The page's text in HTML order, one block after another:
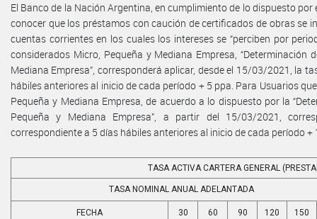
El Banco de la Nación Argentina, en cumplimiento de lo dispuesto
conocer que los préstamos con caución de certificados de obras se
cuentas corrientes en los cuales los intereses se “perciben por
considerados Micro, Pequeña y Mediana Empresa, “Determinación
Mediana Empresa”, corresponderá aplicar, desde el 15/03/2021, la
hábiles anteriores al inicio de cada período + 5 ppa. Para Usuarios
Pequeña y Mediana Empresa, de acuerdo a lo dispuesto por la
Pequeña y Mediana Empresa”, a partir del 15/03/2021,
correspondiente a 5 días hábiles anteriores al inicio de cada período +
TASA ACTIVA CARTERA GENERAL
TASA NOMINAL ANUAL ADELANTADA
FECHA 30 60 90 120 150